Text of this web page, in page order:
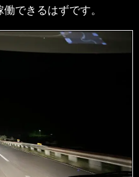
できるはずです。